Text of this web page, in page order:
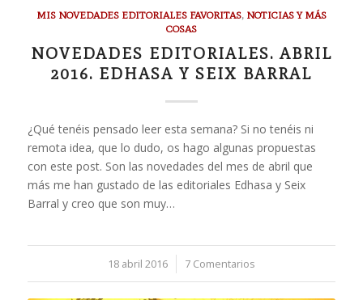
MIS NOVEDADES EDITORIALES FAVORITAS, NOTICIAS Y MÁS
COSAS
NOVEDADES EDITORIALES. ABRIL
2016. EDHASA Y SEIX BARRAL
¿Qué tenéis pensado leer esta semana? Si no tenéis ni
remota idea, que lo dudo, os hago algunas propuestas
con este post. Son las novedades del mes de abril que
más me han gustado de las editoriales Edhasa y Seix
Barral y creo que son muy…
18 abril 2016
/ 7 Comentarios